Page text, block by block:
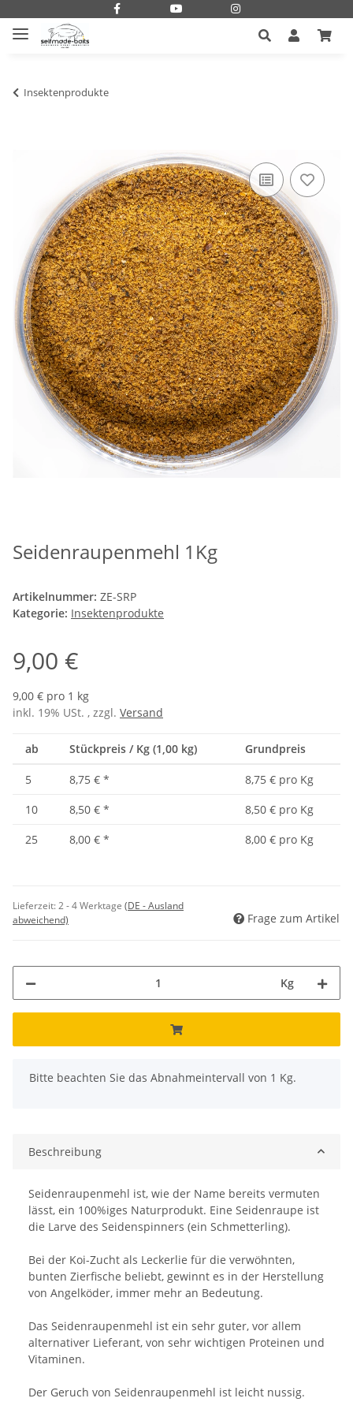
Insektenprodukte
Seidenraupenmehl 1Kg
Artikelnummer: ZE-SRP
Kategorie: Insektenprodukte
9,00 €
9,00 € pro 1 kg
inkl. 19% USt. , zzgl. Versand
ab Stückpreis / Kg (1,00 kg) Grundpreis
5 8,75 € *
8,75 € pro Kg
10
8,50 € *
8,50 € pro Kg
25
8,00 € * 8,00 € pro Kg
Lieferzeit:2 - 4 Werktage (DE - Ausland
abweichend)
Frage zum Artikel
Kg
x
Bitte beachten Sie das Abnahmeintervall von 1 Kg.
Beschreibung
Seidenraupenmehl ist, wie der Name bereits vermuten
lässt, ein 100%iges Naturprodukt. Eine Seidenraupe ist
die Larve des Seidenspinners (ein Schmetterling).
Bei der Koi-Zucht als Leckerlie für die verwöhnten,
bunten Zierfische beliebt, gewinnt es in der Herstellung
von Angelköder, immer mehr an Bedeutung.
Das Seidenraupenmehl ist ein sehr guter, vor allem
alternativer Lieferant, von sehr wichtigen Proteinen und
Vitaminen.
Der Geruch von Seidenraupenmehl ist leicht nussig.